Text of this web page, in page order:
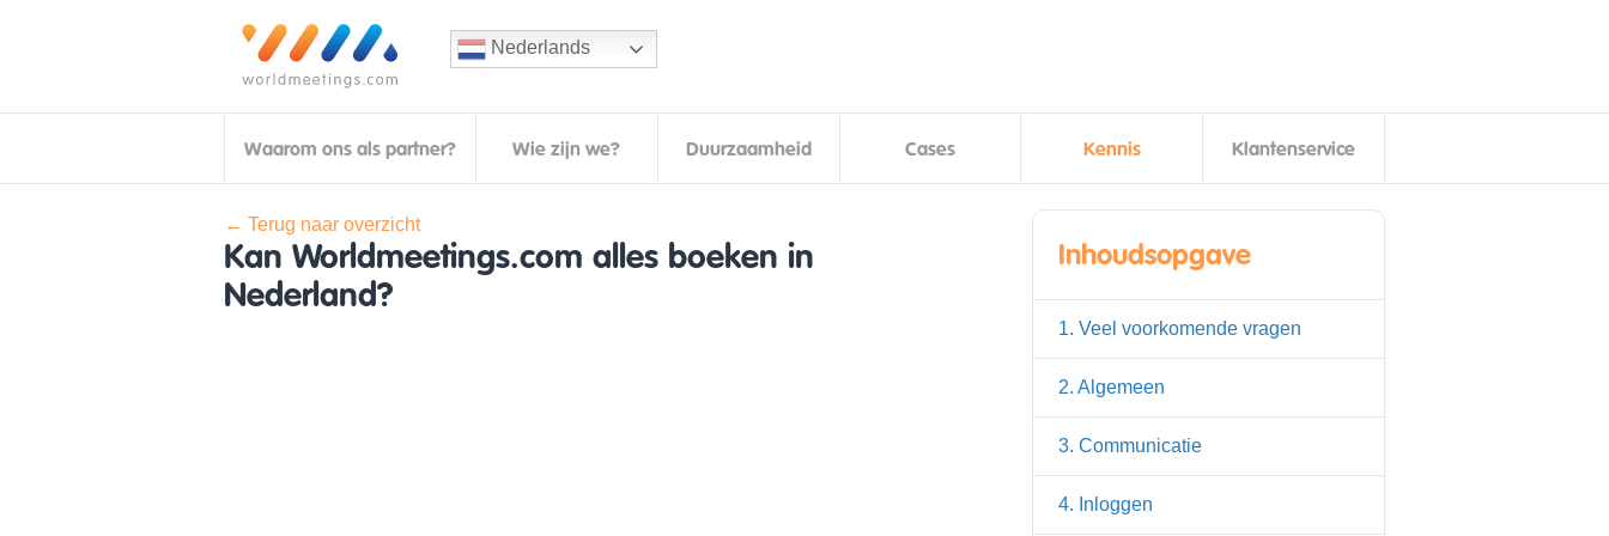
Nederlands
Waarom ons als partner? Wie zijn we? Duurzaamheid Cases Kennis Klantenservice
← Terug naar overzicht
Kan Worldmeetings.com alles boeken in
Nederland?
Inhoudsopgave
1. Veel voorkomende vragen
2. Algemeen
3. Communicatie
4. Inloggen